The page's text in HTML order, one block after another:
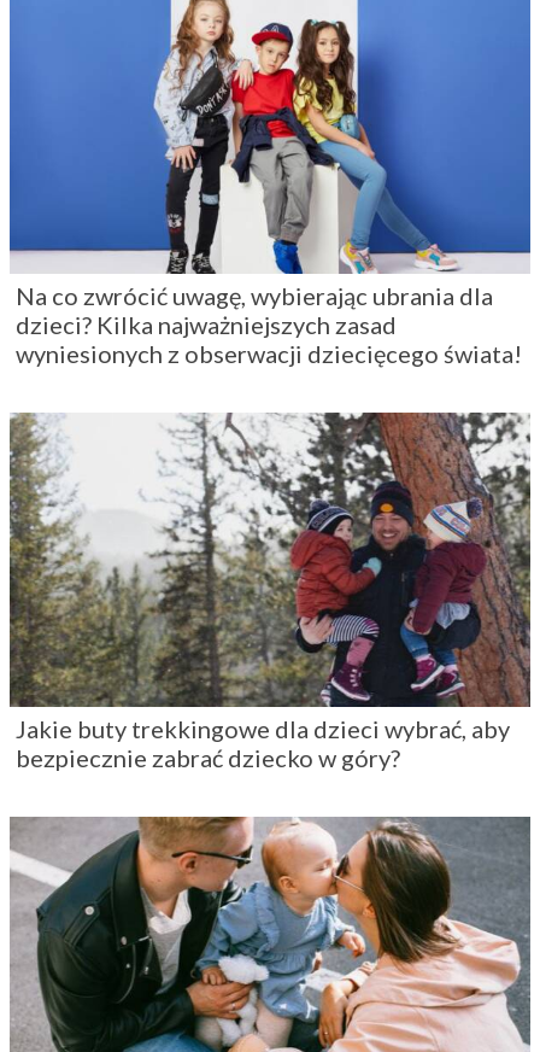
Na co zwrócić uwagę, wybierając ubrania dla
dzieci? Kilka najważniejszych zasad
wyniesionych z obserwacji dziecięcego świata!
Jakie buty trekkingowe dla dzieci wybrać, aby
bezpiecznie zabrać dziecko w góry?